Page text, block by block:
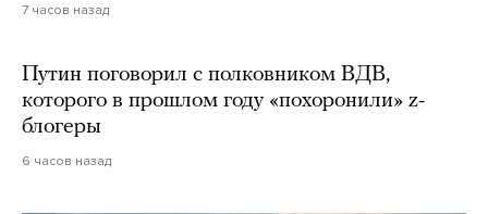
7 часов назад
Путин поговорил с полковником ВДВ,
которого в прошлом году «похоронили» z-
блогеры
6 часов назад